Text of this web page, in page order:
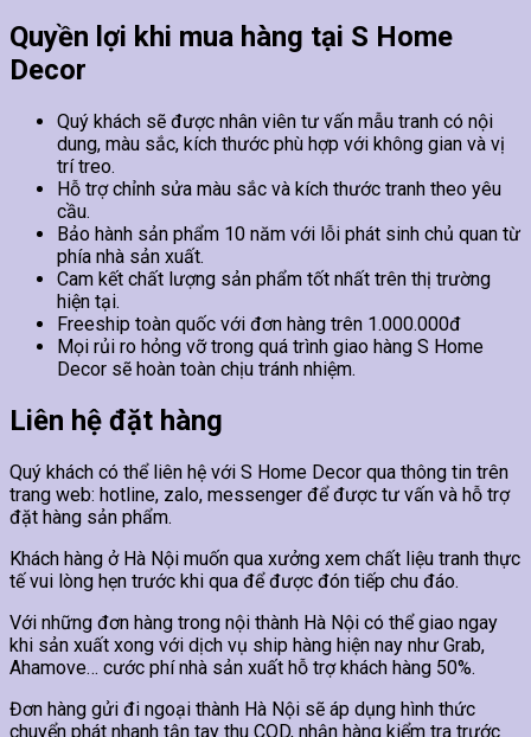
Quyền lợi khi mua hàng tại S Home
Decor
Quý khách sẽ được nhân viên tư vấn mẫu tranh có nội
dung, màu sắc, kích thước phù hợp với không gian và vị
trí treo.
Hỗ trợ chỉnh sửa màu sắc và kích thước tranh theo yêu
cầu.
Bảo hành sản phẩm 10 năm với lỗi phát sinh chủ quan từ
phía nhà sản xuất.
Cam kết chất lượng sản phẩm tốt nhất trên thị trường
hiện tại.
Freeship toàn quốc với đơn hàng trên 1.000.000đ
Mọi rủi ro hỏng vỡ trong quá trình giao hàng S Home
Decor sẽ hoàn toàn chịu tránh nhiệm.
Liên hệ đặt hàng
Quý khách có thể liên hệ với S Home Decor qua thông tin trên
trang web: hotline, zalo, messenger để được tư vấn và hỗ trợ
đặt hàng sản phẩm.
Khách hàng ở Hà Nội muốn qua xưởng xem chất liệu tranh thực
tế vui lòng hẹn trước khi qua để được đón tiếp chu đáo.
Với những đơn hàng trong nội thành Hà Nội có thể giao ngay
khi sản xuất xong với dịch vụ ship hàng hiện nay như Grab,
Ahamove… cước phí nhà sản xuất hỗ trợ khách hàng 50%.
Đơn hàng gửi đi ngoại thành Hà Nội sẽ áp dụng hình thức
chuyển phát nhanh tận tay thu COD, nhận hàng kiểm tra trước